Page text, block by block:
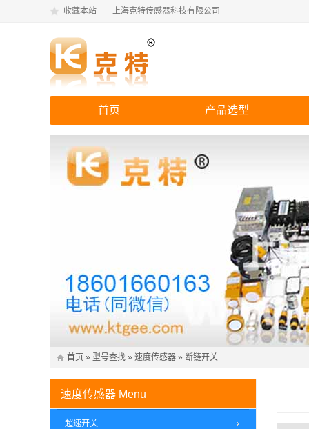
收藏本站 上海克特传感器科技有限公司
首页 产品选型
首页 » 型号查找 » 速度传感器 » 断链开关
速度传感器 Menu
超速开关